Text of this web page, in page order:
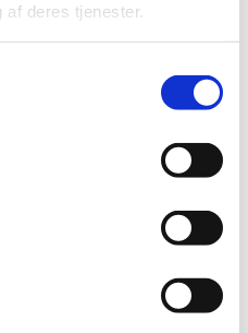
deres tjenester.